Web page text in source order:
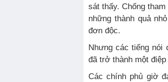
sát thấy. Chống
những thành quả
đơn độc.
Nhưng các tiếng
đã trở thành một
Các chính phủ giờ